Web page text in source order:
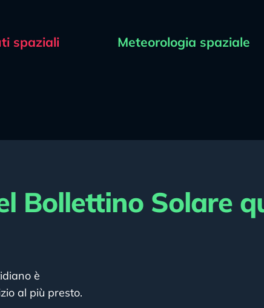
spaziali Meteorologia spaziale
Bollettino Solare
è
al più presto.